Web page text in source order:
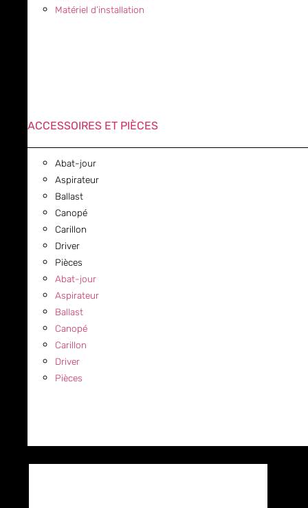
Matériel d’installation
ACCESSOIRES ET PIÈCES
Abat-jour
Aspirateur
Ballast
Canopé
Carillon
Driver
Pièces
Abat-jour
Aspirateur
Ballast
Canopé
Carillon
Driver
Pièces